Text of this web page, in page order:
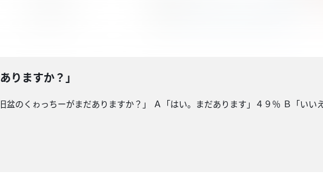
りますか？」
盆のくゎっちーがまだありますか？」 Ａ「はい。まだあります」４９％ Ｂ「いい